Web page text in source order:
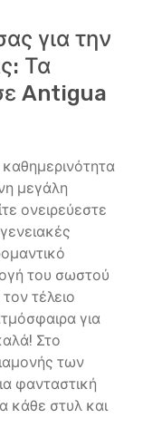
για την
Τα
Antigua
μεγάλη
ονειρεύεστε
του σωστού
τέλειο
για
Στο
των
φανταστική
κάθε στυλ και